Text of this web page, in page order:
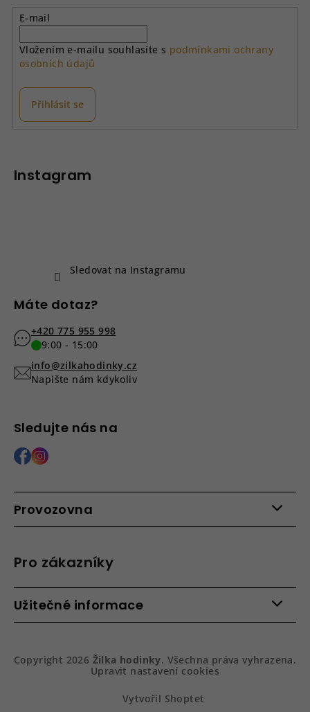
E-mail
Vložením e-mailu souhlasíte s podmínkami ochrany
osobních údajů
Přihlásit se
Pro zákazníky
Věrnostní program
Obchodní podmínky
Vrácení a reklamace
Podmínky ochrany osobních údajů
Instagram
Sledovat na Instagramu
Máte dotaz?
+420 775 955 998
9:00 - 15:00
info@zilkahodinky.cz
Napište nám kdykoliv
Sledujte nás na
Provozovna
Roháčova 639, 390 02 Tábor
Užitečné informace
Dárkové balení hodinek
Na prvním místě služby
Copyright 2026 Žilka hodinky. Všechna práva vyhrazena.
Upravit nastavení cookies
Vytvořil Shoptet